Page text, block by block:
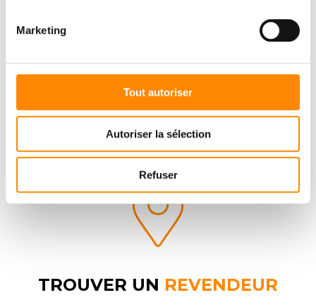
Marketing
Tout autoriser
Autoriser la sélection
Refuser
TROUVER UN REVENDEUR